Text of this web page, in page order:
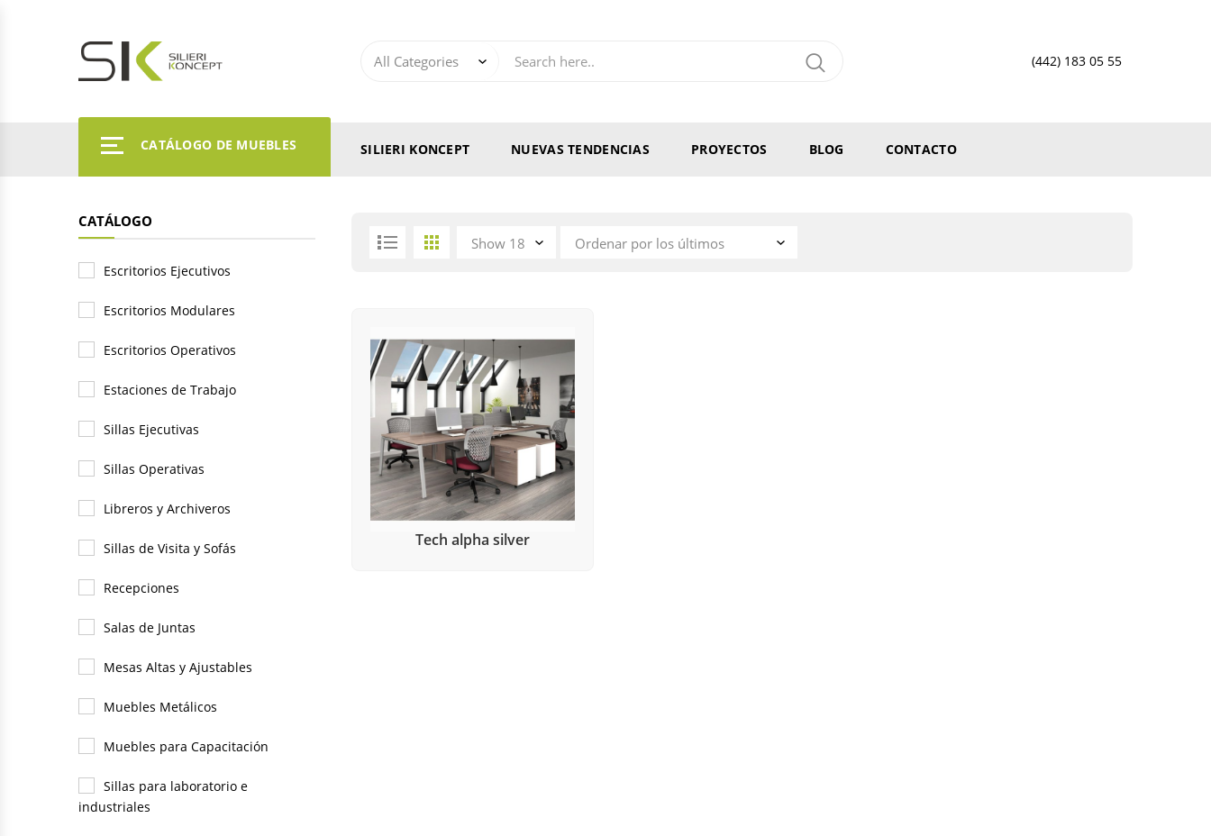
(442) 183 05 55
CATÁLOGO DE MUEBLES SILIERI KONCEPT NUEVAS TENDENCIAS PROYECTOS BLOG CONTACTO
Tech alpha silver
CATÁLOGO
Escritorios Ejecutivos
Escritorios Modulares
Escritorios Operativos
Estaciones de Trabajo
Sillas Ejecutivas
Sillas Operativas
Libreros y Archiveros
Sillas de Visita y Sofás
Recepciones
Salas de Juntas
Mesas Altas y Ajustables
Muebles Metálicos
Muebles para Capacitación
Sillas para laboratorio e
industriales